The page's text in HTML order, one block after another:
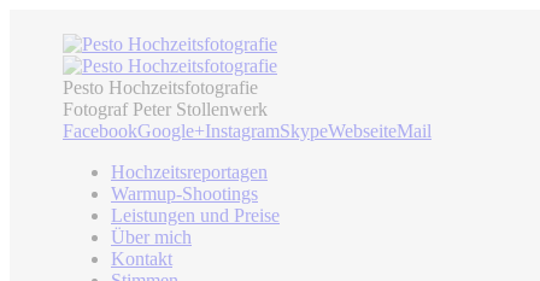
Pesto Hochzeitsfotografie
Fotograf Peter Stollenwerk
FacebookGoogle+InstagramSkypeWebseiteMail
Hochzeitsreportagen
Warmup-Shootings
Leistungen und Preise
Über mich
Kontakt